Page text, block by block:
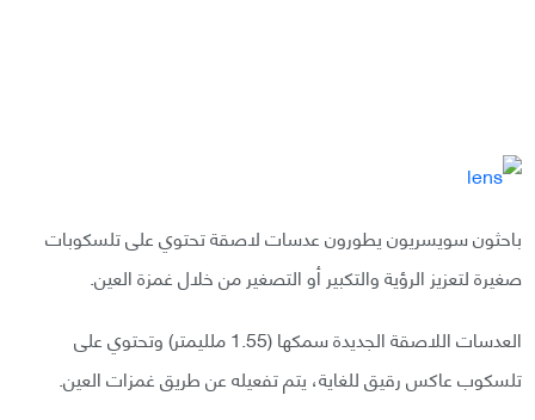
باحثون سويسريون يطورون عدسات لاصقة تحتوي على تلسكوبات
صغيرة لتعزيز الرؤية والتكبير أو التصغير من خلال غمزة العين.
العدسات اللاصقة الجديدة سمكها (1.55 ملليمتر) وتحتوي على
تلسكوب عاكس رقيق للغاية، يتم تفعيله عن طريق غمزات العين.